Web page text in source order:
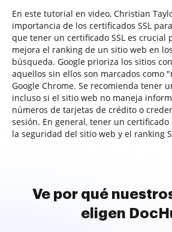
En este tutorial en video, Christian
importancia de los certificados SSL
que tener un certificado SSL es crucial
mejora el ranking de un sitio web en
búsqueda. Google prioriza los sitios
aquellos sin ellos son marcados como
Google Chrome. Se recomienda tener
incluso si el sitio web no maneja
números de tarjetas de crédito o
sesión. En general, tener un certificado
la seguridad del sitio web y el ranking
Ve por qué
eligen